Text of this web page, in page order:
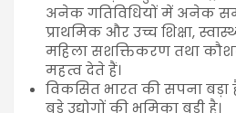
अनेक गतिविधियों में अनेक
प्राथमिक और उच्च शिक्षा,
महिला सशक्तिकरण तथा
महत्व देते हैं।
विकसित भारत की सपना
बड़े उद्योगों की भूमिका बड़ी है।